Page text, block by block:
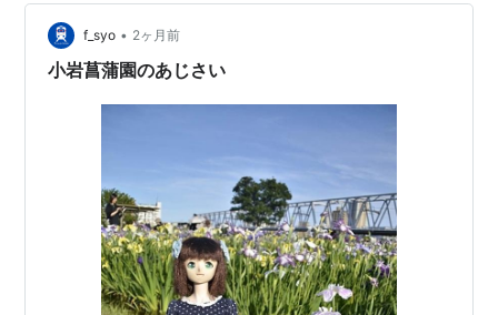
f_syo • 2ヶ月前
小岩菖蒲園のあじさい